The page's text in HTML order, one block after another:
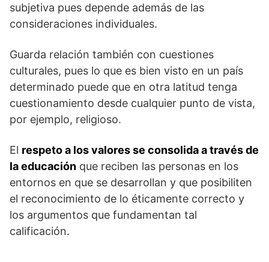
subjetiva pues depende además de las
consideraciones individuales.
Guarda relación también con cuestiones
culturales, pues lo que es bien visto en un país
determinado puede que en otra latitud tenga
cuestionamiento desde cualquier punto de vista,
por ejemplo, religioso.
El respeto a los valores se consolida a través de
la educación que reciben las personas en los
entornos en que se desarrollan y que posibiliten
el reconocimiento de lo éticamente correcto y
los argumentos que fundamentan tal
calificación.